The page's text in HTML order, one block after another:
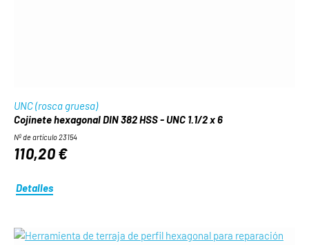
UNC (rosca gruesa)
Cojinete hexagonal DIN 382 HSS - UNC 1.1/2 x 6
Nº de artículo 23154
110,20 €
Detalles